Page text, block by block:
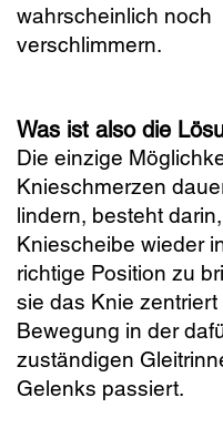
wahrscheinlich noch
verschlimmern.
Was ist also die
Die einzige
Knieschmerzen
lindern, besteht
Kniescheibe wieder
richtige Position zu
sie das Knie zentriert
Bewegung in der
zuständigen
Gelenks passiert.